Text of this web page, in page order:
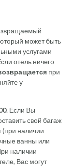
может быть
услугами
отель ничего
при
у
. Если Вы
свой багаж
(при наличии
ванны или
наличии
Вас могут